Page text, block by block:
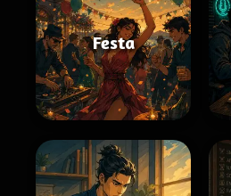
Festa